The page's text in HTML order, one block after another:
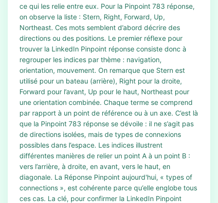
ce qui les relie entre eux. Pour la Pinpoint 783 réponse,
on observe la liste : Stern, Right, Forward, Up,
Northeast. Ces mots semblent d’abord décrire des
directions ou des positions. Le premier réflexe pour
trouver la LinkedIn Pinpoint réponse consiste donc à
regrouper les indices par thème : navigation,
orientation, mouvement. On remarque que Stern est
utilisé pour un bateau (arrière), Right pour la droite,
Forward pour l’avant, Up pour le haut, Northeast pour
une orientation combinée. Chaque terme se comprend
par rapport à un point de référence ou à un axe. C’est là
que la Pinpoint 783 réponse se dévoile : il ne s’agit pas
de directions isolées, mais de types de connexions
possibles dans l’espace. Les indices illustrent
différentes manières de relier un point A à un point B :
vers l’arrière, à droite, en avant, vers le haut, en
diagonale. La Réponse Pinpoint aujourd'hui, « types of
connections », est cohérente parce qu’elle englobe tous
ces cas. La clé, pour confirmer la LinkedIn Pinpoint